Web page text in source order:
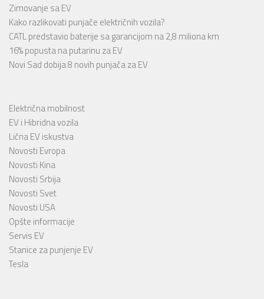
Zimovanje sa EV
Kako razlikovati punjače električnih vozila?
CATL predstavio baterije sa garancijom na 2,8 miliona km
16% popusta na putarinu za EV
Novi Sad dobija 8 novih punjača za EV
Električna mobilnost
EV i Hibridna vozila
Lična EV iskustva
Novosti Evropa
Novosti Kina
Novosti Srbija
Novosti Svet
Novosti USA
Opšte informacije
Servis EV
Stanice za punjenje EV
Tesla